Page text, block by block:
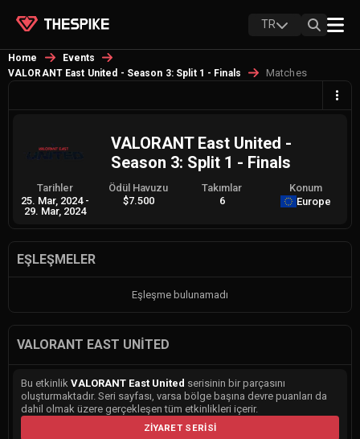
TR
Home
Events
VALORANT East United - Season 3: Split 1 - Finals
Matches
VALORANT East United -
Season 3: Split 1 - Finals
Tarihler
25. Mar, 2024 -
29. Mar, 2024
Ödül Havuzu
$7.500
Takımlar
6
Konum
Europe
EŞLEŞMELER
Eşleşme bulunamadı
VALORANT EAST UNITED
Bu etkinlik VALORANT East United serisinin bir parçasını
oluşturmaktadır. Seri sayfası, varsa bölge başına devre puanları da
dahil olmak üzere gerçekleşen tüm etkinlikleri içerir.
ZIYARET SERISI